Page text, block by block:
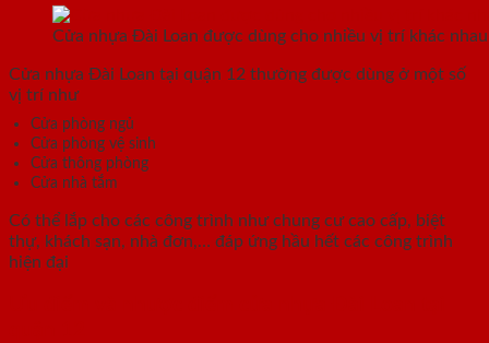
Cửa nhựa Đài Loan được dùng cho nhiều vị trí khác nhau
Cửa nhựa Đài Loan tại quận 12 thường được dùng ở một số
vị trí như
Cửa phòng ngủ
Cửa phòng vệ sinh
Cửa thông phòng
Cửa nhà tắm
Có thể lắp cho các công trình như chung cư cao cấp, biệt
thự, khách sạn, nhà đơn,… đáp ứng hầu hết các công trình
hiện đại